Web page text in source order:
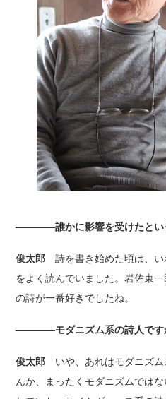
――――誰かに影響を受けたとい
俊太郎 詩を書き始めた頃は、
をよく読んでいました。岩佐東
の詩が一番好きでしたね。
――――モダニズム系の詩人です
俊太郎 いや、あれはモダニズ
んか、まったくモダニズムでは